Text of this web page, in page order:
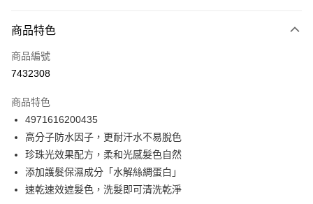
信用卡一次付款
超商取貨付款
Apple Pay
街口支付
悠遊付
Google Pay
商品特色
商品編號
7432308
商品特色
4971616200435
高分子防水因子，更耐汗水不易脫色
珍珠光效果配方，柔和光感髮色自然
添加護髮保濕成分「水解絲綢蛋白」
速乾速效遮髮色，洗髮即可清洗乾淨